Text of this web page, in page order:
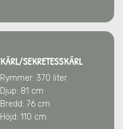
KÄRL/SEKRETESSKÄRL
Rymmer: 370 liter
Djup: 81 cm
Bredd: 76 cm
Höjd: 110 cm